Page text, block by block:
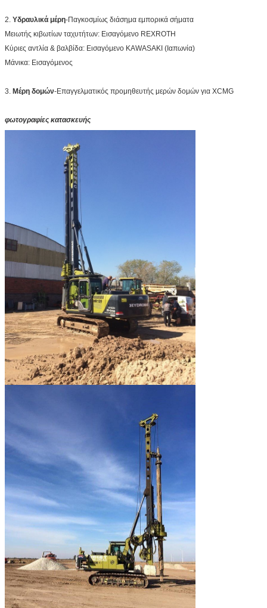
2. Υδραυλικά μέρη-Παγκοσμίως διάσημα εμπορικά σήματα
Μειωτής κιβωτίων ταχυτήτων: Εισαγόμενο REXROTH
Κύριες αντλία & βαλβίδα: Εισαγόμενο KAWASAKI (Ιαπωνία)
Μάνικα: Εισαγόμενος
3. Μέρη δομών-Επαγγελματικός προμηθευτής μερών δομών για XCMG
φωτογραφίες κατασκευής